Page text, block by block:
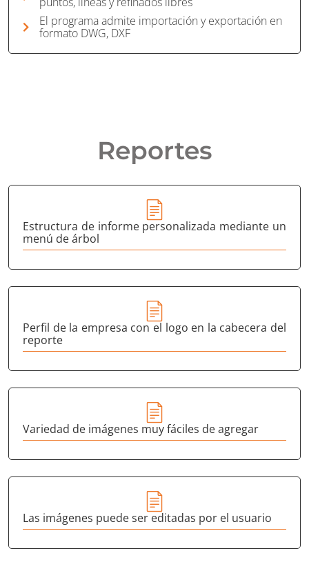
El programa admite importación y exportación en
formato DWG, DXF
Reportes
Estructura de informe personalizada mediante un
menú de árbol
Perfil de la empresa con el logo en la cabecera del
reporte
Variedad de imágenes muy fáciles de agregar
Las imágenes puede ser editadas por el usuario